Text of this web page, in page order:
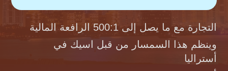
التجارة مع ما يصل إلى 500:1 الرافعة المالية
وينظم هذا السمسار من قبل اسيك في
أستراليا